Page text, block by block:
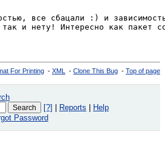
все сбацали :) и
и нету! Интересно как пакет
For Printing - XML - Clone This Bug - Top of page
[?] Reports
Help
Password